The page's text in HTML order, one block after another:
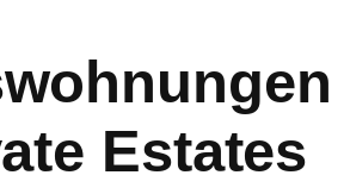
Estates